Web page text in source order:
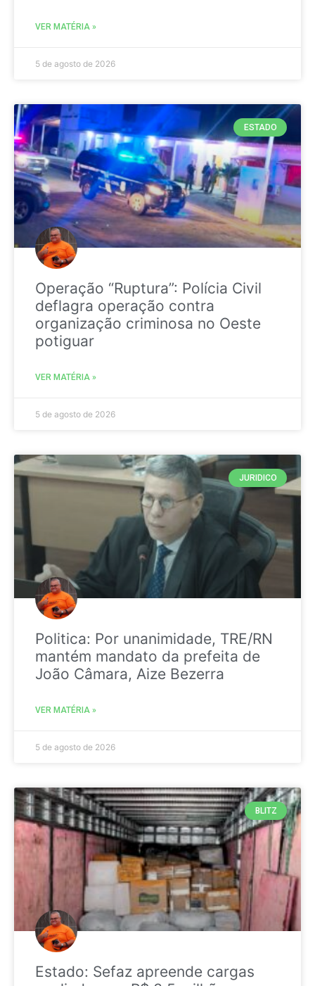
VER MATÉRIA »
5 de agosto de 2026
ESTADO
Operação “Ruptura”: Polícia Civil
deflagra operação contra
organização criminosa no Oeste
potiguar
VER MATÉRIA »
5 de agosto de 2026
JURIDICO
Politica: Por unanimidade, TRE/RN
mantém mandato da prefeita de
João Câmara, Aize Bezerra
VER MATÉRIA »
5 de agosto de 2026
BLITZ
Estado: Sefaz apreende cargas